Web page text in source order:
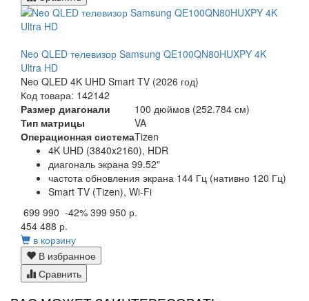
Neo QLED телевизор Samsung QE100QN80HUXPY 4K
Ultra HD
Neo QLED 4K UHD Smart TV (2026 год)
Код товара: 142142
Размер диагонали
100 дюймов (252.784 см)
Тип матрицы
VA
Операционная системаTizen
4K UHD (3840x2160), HDR
диагональ экрана 99.52"
частота обновления экрана 144 Гц (нативно 120 Гц)
Smart TV (Tizen), Wi-Fi
699 990 -42% 399 950 р.
454 488 р.
в корзину
В избранное
Сравнить